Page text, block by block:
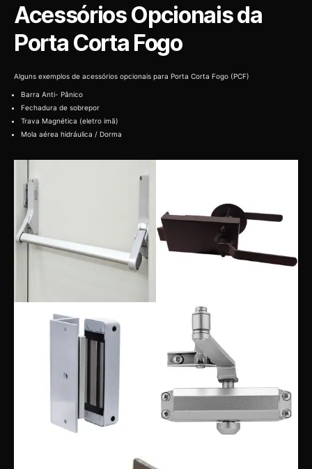
Acessórios Opcionais da
Porta Corta Fogo
Alguns exemplos de acessórios opcionais para Porta Corta Fogo (PCF)
Barra Anti- Pânico
Fechadura de sobrepor
Trava Magnética (eletro imã)
Mola aérea hidráulica / Dorma